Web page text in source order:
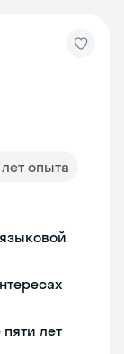
опыта
лет